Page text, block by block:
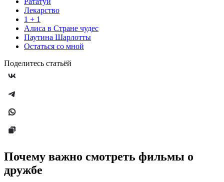
Лекарство
1 + 1
Алиса в Стране чудес
Паутина Шарлотты
Остаться со мной
Поделитесь статьёй
Почему важно смотреть фильмы о
дружбе